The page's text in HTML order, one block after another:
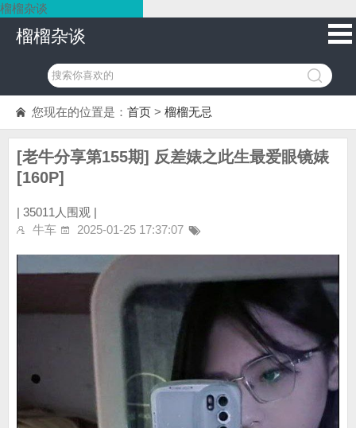
榴榴杂谈
榴榴杂谈
您现在的位置是： 首页 > 榴榴无忌
[老牛分享第155期] 反差婊之此生最爱眼镜婊
[160P]
| 35011人围观 |
牛车
2025-01-25 17:37:07